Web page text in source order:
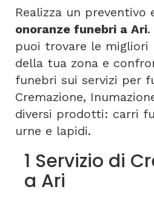
Realizza un preventivo
onoranze funebri a Ari
puoi trovare le migliori
della tua zona e
funebri sui servizi per
Cremazione,
diversi prodotti: carri
urne e lapidi.
1 Servizio di
a Ari